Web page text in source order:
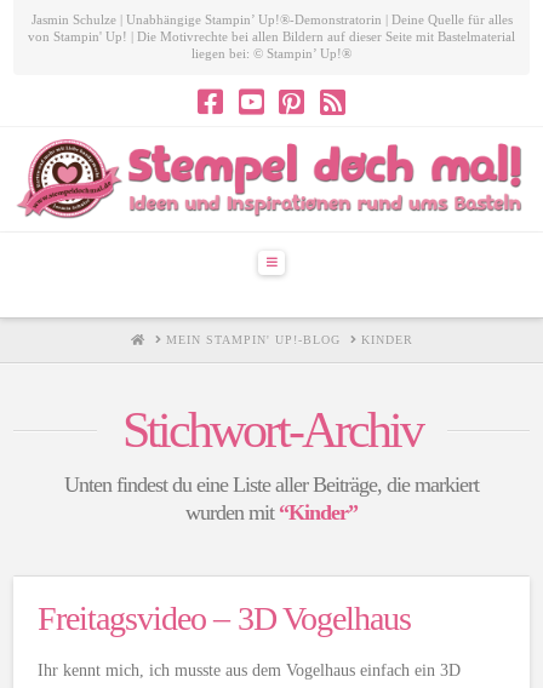
Jasmin Schulze | Unabhängige Stampin’ Up!®-Demonstratorin | Deine Quelle für alles
von Stampin' Up! | Die Motivrechte bei allen Bildern auf dieser Seite mit Bastelmaterial
liegen bei: © Stampin’ Up!®
Navigation
HOMEMEIN STAMPIN' UP!-BLOG KINDER
Stichwort-Archiv
Unten findest du eine Liste aller Beiträge, die markiert
wurden mit “Kinder”
Freitagsvideo – 3D Vogelhaus
Ihr kennt mich, ich musste aus dem Vogelhaus einfach ein 3D